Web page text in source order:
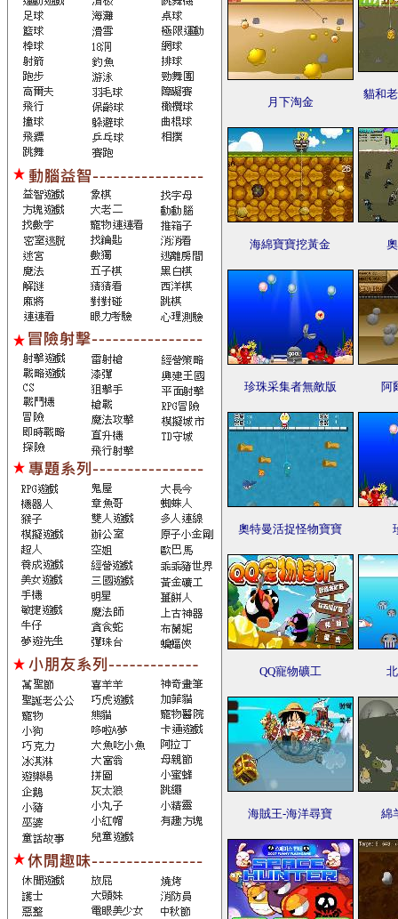
月下淘金
貓和
海綿寶寶挖黃金
珍珠采集者無敵版 阿
奧特曼活捉怪物寶寶
QQ寵物礦工
海賊王-海洋尋寶 綿